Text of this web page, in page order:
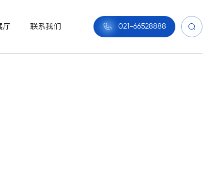
厅 联系我们  021-66528888 